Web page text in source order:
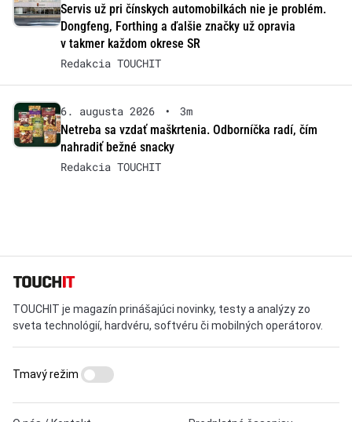
Servis už pri čínskych automobilkách nie je problém.
Dongfeng, Forthing a ďalšie značky už opravia
v takmer každom okrese SR
Redakcia TOUCHIT
6. augusta 2026 •
3m
Netreba sa vzdať maškrtenia. Odborníčka radí, čím
nahradiť bežné snacky
Redakcia TOUCHIT
TOUCHIT je magazín prinášajúci novinky, testy a analýzy zo
sveta technológií, hardvéru, softvéru či mobilných operátorov.
Tmavý režim